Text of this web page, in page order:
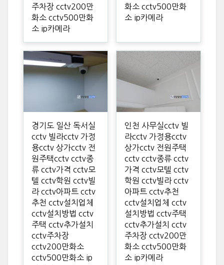
주차장 cctv200만
화소 cctv500만화
소 ip카메라
화소 cctv500만화
소 ip카메라
경기도 일산 독서실
cctv 빌라cctv 가정
용cctv 상가cctv 전
원주택cctv cctv종
류 cctv가격 cctv모
텔 cctv학원 cctv빌
라 cctv아파트 cctv
추천 cctv설치업체
cctv설치방법 cctv
주택 cctv추가설치
cctv주차장
cctv200만화소
cctv500만화소 ip
인천 사무실cctv 빌
라cctv 가정용cctv
상가cctv 전원주택
cctv cctv종류 cctv
가격 cctv모텔 cctv
학원 cctv빌라 cctv
아파트 cctv추천
cctv설치업체 cctv
설치방법 cctv주택
cctv추가설치 cctv
주차장 cctv200만
화소 cctv500만화
소 ip카메라